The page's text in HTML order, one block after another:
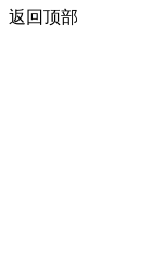
返回顶部